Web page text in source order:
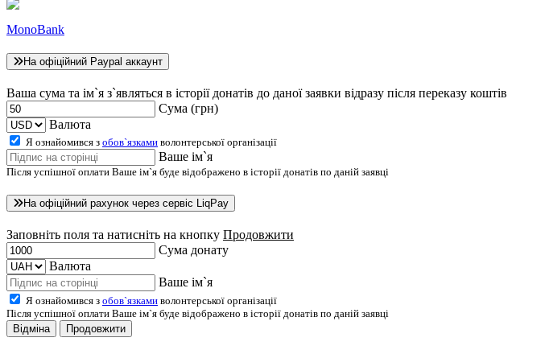
MonoBank
На офіційний Paypal аккаунт
Ваша сума та ім`я з`являться в історії донатів до даної заявки відразу після переказу коштів
Сума (грн)
Валюта
Я ознайомився з обов`язками волонтерської організації
Ваше ім`я
Після успішної оплати Ваше ім`я буде відображено в історії донатів по даній заявці
На офіційний рахунок через сервіс LiqPay
Заповніть поля та натисніть на кнопку Продовжити
Сума донату
Валюта
Ваше ім`я
Я ознайомився з обов`язками волонтерської організації
Після успішної оплати Ваше ім`я буде відображено в історії донатів по даній заявці
Відміна
Продовжити